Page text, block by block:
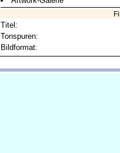
Titel:
Tonspuren:
Bildformat: